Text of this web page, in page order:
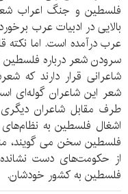
فلسطین و جنگ اعراب
بالایی در ادبیات عرب
عرب درآمده است. اما
سرودن شعر درباره فلسطین
شاعرانی قرار دارند که
شعر این شاعران گوله‌ای
طرف مقابل شاعران
اشغال فلسطین به
فلسطین سخن می گویند،
از حکومت‌های دست
فلسطین به کشور خودشان.